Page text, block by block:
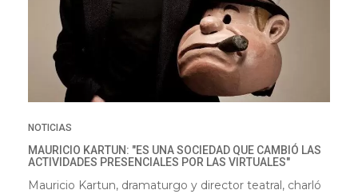
NOTICIAS
MAURICIO KARTUN: "ES UNA SOCIEDAD QUE CAMBIÓ LAS
ACTIVIDADES PRESENCIALES POR LAS VIRTUALES"
Mauricio Kartun, dramaturgo y director teatral, charló